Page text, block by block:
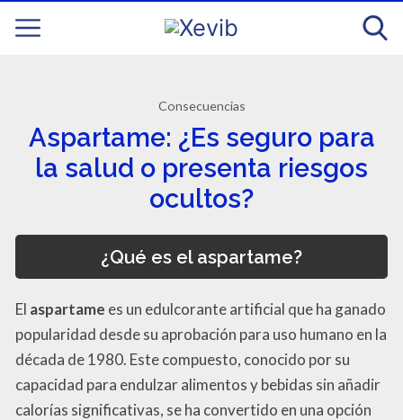
Consecuencias
Aspartame: ¿Es seguro para
la salud o presenta riesgos
ocultos?
¿Qué es el aspartame?
El aspartame es un edulcorante artificial que ha ganado
popularidad desde su aprobación para uso humano en la
década de 1980. Este compuesto, conocido por su
capacidad para endulzar alimentos y bebidas sin añadir
calorías significativas, se ha convertido en una opción